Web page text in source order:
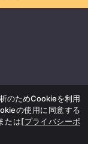
のためCookieを利用
の使用に同意する
たは[プライバシーポ